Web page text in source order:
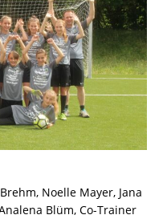
Noelle Mayer, Jana
Blüm, Co-Trainer